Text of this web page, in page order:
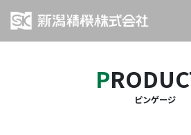
ピンゲージ